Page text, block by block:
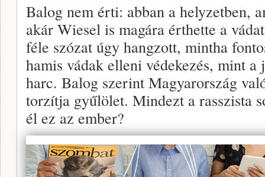
Balog nem érti: abban a helyzetben,
akár Wiesel is magára érthette a
féle szózat úgy hangzott, mintha
hamis vádak elleni védekezés, mint
harc. Balog szerint Magyarország
torzítja gyűlölet. Mindezt a rasszista
él ez az ember?